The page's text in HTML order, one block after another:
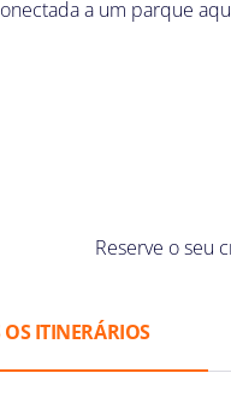
a um parque
Reserve o seu
ITINERÁRIOS